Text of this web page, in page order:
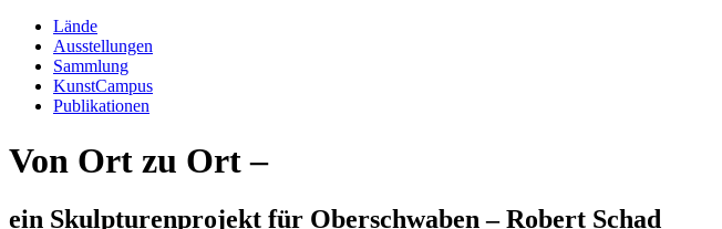
Lände
Ausstellungen
Sammlung
KunstCampus
Publikationen
Von Ort zu Ort –
ein Skulpturenprojekt für Oberschwaben – Robert Schad